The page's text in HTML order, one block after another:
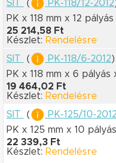
SIT
( PK-118/12-2012
PK x 118 mm x 12 pályás
25 214,58 Ft
Készlet: Rendelésre
SIT
( PK-118/6-2012)
PK x 118 mm x 6 pályás
19 464,02 Ft
Készlet: Rendelésre
SIT
( PK-125/10-2012
PK x 125 mm x 10 pályás
22 339,3 Ft
Készlet: Rendelésre